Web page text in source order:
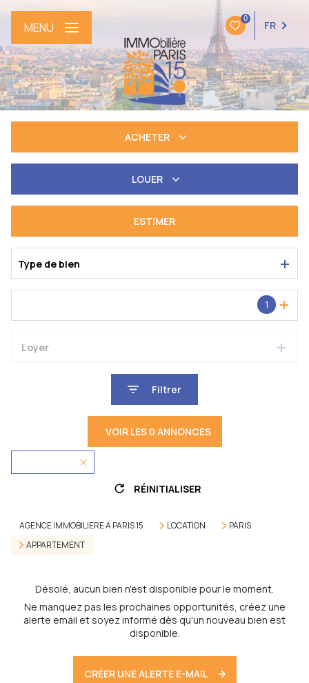
0
FR
MENU
ACHETER
LOUER
ESTIMER
Type de bien
1
Loyer
Filtrer
VOIR LES 0 ANNONCES
RÉINITIALISER
AGENCE IMMOBILIERE A PARIS 15 LOCATION
PARIS
APPARTEMENT
Désolé, aucun bien n'est disponible pour le moment.
Ne manquez pas les prochaines opportunités, créez une
alerte email et soyez informé dès qu'un nouveau bien est
disponible.
CRÉER UNE ALERTE E-MAIL